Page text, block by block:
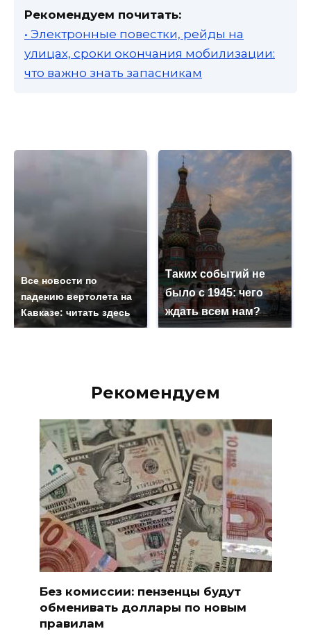
Рекомендуем почитать:
• Электронные повестки, рейды на
улицах, сроки окончания мобилизации:
что важно знать запасникам
Все новости по
падению вертолета на
Кавказе: читать здесь
Таких событий не
было с 1945: чего
ждать всем нам?
Рекомендуем
Без комиссии: пензенцы будут
обменивать доллары по новым
правилам